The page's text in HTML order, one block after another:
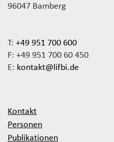
96047 Bamberg
T: +49 951 700 600
F: +49 951 700 60 450
E: kontakt@lifbi.de
Kontakt
Personen
Publikationen